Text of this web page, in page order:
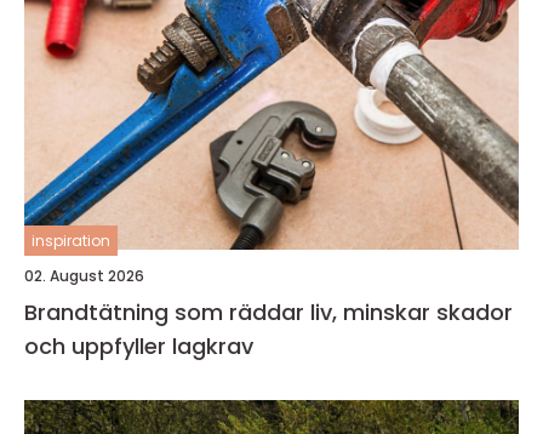
inspiration
02. August 2026
Brandtätning som räddar liv, minskar skador
och uppfyller lagkrav